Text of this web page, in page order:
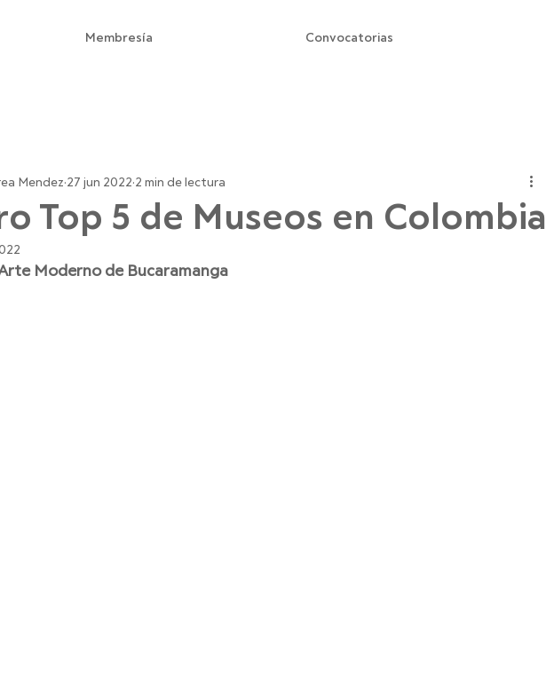
Membresía Convocatorias
Top 5 de Museos en Colombia
Mendez 27 jun 2022 2 min de lectura
Moderno de Bucaramanga